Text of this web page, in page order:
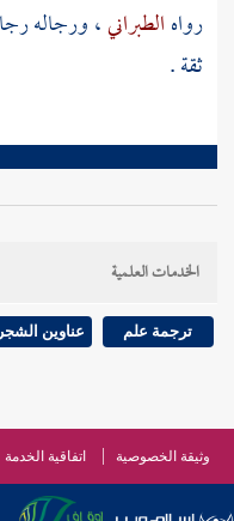
رواهالطبراني، ورجاله
ثقة .
الخدمات العلمية
ترجمة علم عناوين
وثيقة الخصوصية اتفاقية الخدمة